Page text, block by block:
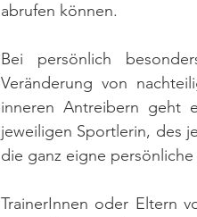
abrufen können.
Bei persönlich
Veränderung von
inneren Antreibern geht
jeweiligen Sportlerin, des
die ganz eigne
TrainerInnen oder Eltern